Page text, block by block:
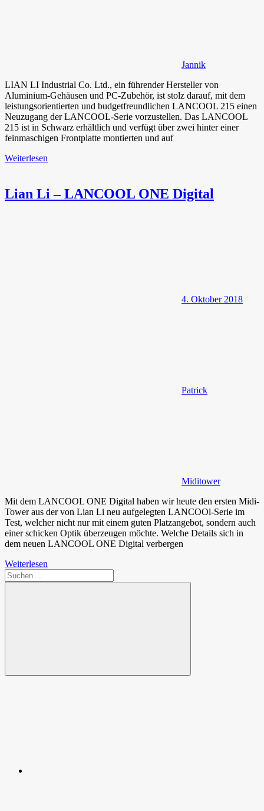
Jannik
LIAN LI Industrial Co. Ltd., ein führender Hersteller von
Aluminium-Gehäusen und PC-Zubehör, ist stolz darauf, mit dem
leistungsorientierten und budgetfreundlichen LANCOOL 215 einen
Neuzugang der LANCOOL-Serie vorzustellen. Das LANCOOL
215 ist in Schwarz erhältlich und verfügt über zwei hinter einer
feinmaschigen Frontplatte montierten und auf
Weiterlesen
Lian Li – LANCOOL ONE Digital
4. Oktober 2018
Patrick
Miditower
Mit dem LANCOOL ONE Digital haben wir heute den ersten Midi-
Tower aus der von Lian Li neu aufgelegten LANCOOl-Serie im
Test, welcher nicht nur mit einem guten Platzangebot, sondern auch
einer schicken Optik überzeugen möchte. Welche Details sich in
dem neuen LANCOOL ONE Digital verbergen
Weiterlesen
Suchen
nach:
Suchen